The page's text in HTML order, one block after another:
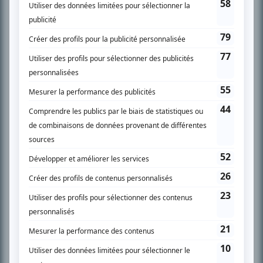
SUR LE RÉSEAU BIZZ MÉDIA
PLAN DU SITE
Accueil
Liste des oeuvres
Liste des comédiens
Recherche avancée
À propos
Nous contacter
Termes et conditions